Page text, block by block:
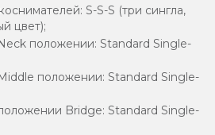
S-S-S (три сингла,
цвет);
положении: Standard Single-
положении: Standard Single-
Bridge: Standard Single-